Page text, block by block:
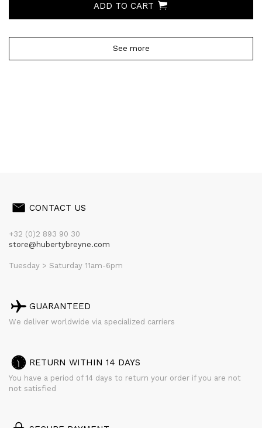
ADD TO CART
See more
CONTACT US
+32 (0)2 893 90 30
store@hubertybreyne.com
Tuesday > Saturday 11am-6pm
GUARANTEED
We deliver worldwide via specialized carriers
RETURN WITHIN 14 DAYS
You have a period of 14 days to return your order if you are not
not satisfied